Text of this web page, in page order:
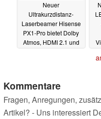
Neuer
Ultrakurzdistanz-
Laserbeamer Hisense
PX1-Pro bietet Dolby
Atmos, HDMI 2.1 und
Kommentare
Fragen, Anregungen,
Artikel? - Uns interessiert